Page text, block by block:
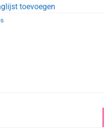
toevoegen